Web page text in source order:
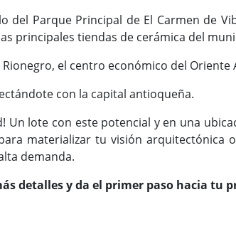
del Parque Principal de El Carmen de
principales tiendas de cerámica del
el centro económico del Oriente
con la capital antioqueña.
Un lote con este potencial y en una
materializar tu visión arquitectónica
demanda.
detalles y da el primer paso hacia tu